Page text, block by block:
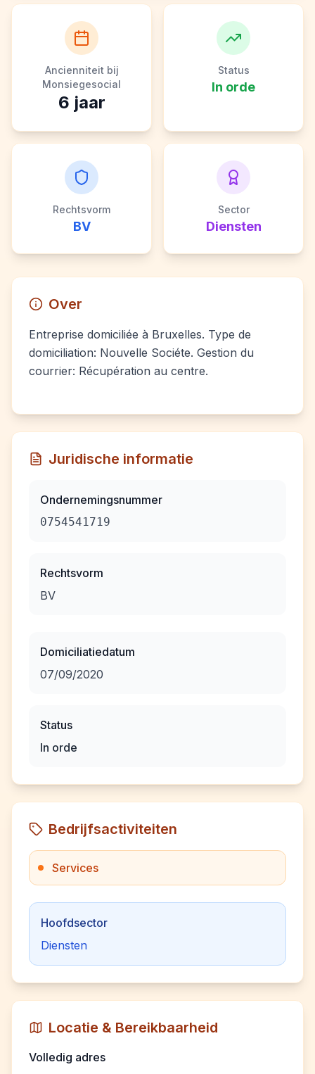
Ancienniteit bij
Monsiegesocial
6 jaar
Status
In orde
Rechtsvorm
BV
Sector
Diensten
Over
Entreprise domiciliée à Bruxelles. Type de
domiciliation: Nouvelle Sociéte. Gestion du
courrier: Récupération au centre.
Juridische informatie
Ondernemingsnummer
0754541719
Rechtsvorm
BV
Domiciliatiedatum
07/09/2020
Status
In orde
Bedrijfsactiviteiten
Services
Hoofdsector
Diensten
Locatie & Bereikbaarheid
Volledig adres